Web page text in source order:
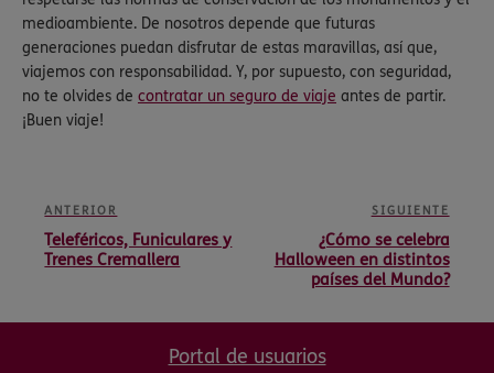
medioambiente. De nosotros depende que futuras
generaciones puedan disfrutar de estas maravillas, así que,
viajemos con responsabilidad. Y, por supuesto, con seguridad,
no te olvides de contratar un seguro de viaje antes de partir.
¡Buen viaje!
ANTERIOR
Teleféricos, Funiculares y
Trenes Cremallera
SIGUIENTE
¿Cómo se celebra
Halloween en distintos
países del Mundo?
Portal de usuarios